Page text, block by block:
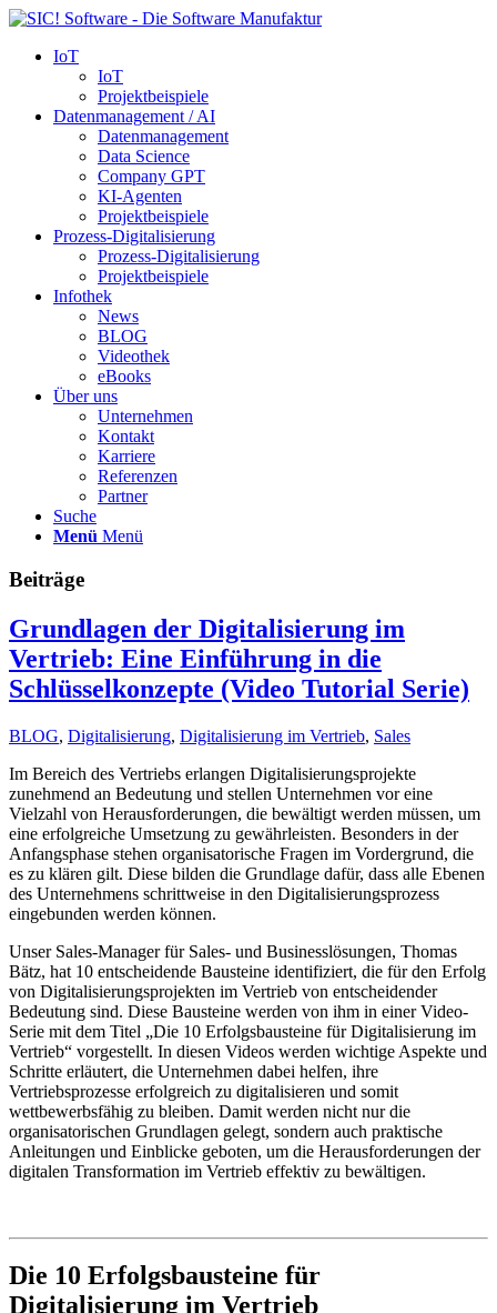
IoT
IoT
Projektbeispiele
Datenmanagement / AI
Datenmanagement
Data Science
Company GPT
KI-Agenten
Projektbeispiele
Prozess-Digitalisierung
Prozess-Digitalisierung
Projektbeispiele
Infothek
News
BLOG
Videothek
eBooks
Über uns
Unternehmen
Kontakt
Karriere
Referenzen
Partner
Suche
Menü Menü
Beiträge
Grundlagen der Digitalisierung im
Vertrieb: Eine Einführung in die
Schlüsselkonzepte (Video Tutorial Serie)
BLOG, Digitalisierung, Digitalisierung im Vertrieb, Sales
Im Bereich des Vertriebs erlangen Digitalisierungsprojekte
zunehmend an Bedeutung und stellen Unternehmen vor eine
Vielzahl von Herausforderungen, die bewältigt werden müssen, um
eine erfolgreiche Umsetzung zu gewährleisten. Besonders in der
Anfangsphase stehen organisatorische Fragen im Vordergrund, die
es zu klären gilt. Diese bilden die Grundlage dafür, dass alle Ebenen
des Unternehmens schrittweise in den Digitalisierungsprozess
eingebunden werden können.
Unser Sales-Manager für Sales- und Businesslösungen, Thomas
Bätz, hat 10 entscheidende Bausteine identifiziert, die für den Erfolg
von Digitalisierungsprojekten im Vertrieb von entscheidender
Bedeutung sind. Diese Bausteine werden von ihm in einer Video-
Serie mit dem Titel „Die 10 Erfolgsbausteine für Digitalisierung im
Vertrieb“ vorgestellt. In diesen Videos werden wichtige Aspekte und
Schritte erläutert, die Unternehmen dabei helfen, ihre
Vertriebsprozesse erfolgreich zu digitalisieren und somit
wettbewerbsfähig zu bleiben. Damit werden nicht nur die
organisatorischen Grundlagen gelegt, sondern auch praktische
Anleitungen und Einblicke geboten, um die Herausforderungen der
digitalen Transformation im Vertrieb effektiv zu bewältigen.
Die 10 Erfolgsbausteine für
Digitalisierung im Vertrieb